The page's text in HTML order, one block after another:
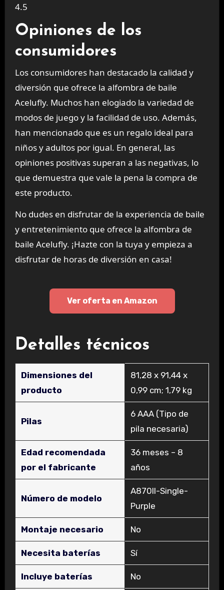
4.5
Opiniones de los
consumidores
Los consumidores han destacado la calidad y
diversión que ofrece la alfombra de baile
Acelufly. Muchos han elogiado la variedad de
modos de juego y la facilidad de uso. Además,
han mencionado que es un regalo ideal para
niños y adultos por igual. En general, las
opiniones positivas superan a las negativas, lo
que demuestra que vale la pena la compra de
este producto.
No dudes en disfrutar de la experiencia de baile
y entretenimiento que ofrece la alfombra de
baile Acelufly. ¡Hazte con la tuya y empieza a
disfrutar de horas de diversión en casa!
Ver oferta en Amazon
Detalles técnicos
Dimensiones del
producto
‎81,28 x 91,44 x
0,99 cm; 1,79 kg
Pilas
‎6 AAA (Tipo de
pila necesaria)
Edad recomendada
por el fabricante
‎36 meses – 8
años
Número de modelo
‎‎A870II-Single-
Purple
Montaje necesario ‎No
Necesita baterías ‎Sí
Incluye baterías ‎No